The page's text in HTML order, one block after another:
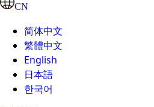
CN
简体中文
繁體中文
English
日本語
한국어